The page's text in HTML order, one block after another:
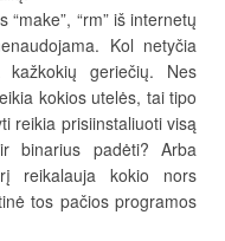
“rm” iš internetų
Kol netyčia
kažkokių geriečių. Nes
kokios utelės, tai tipo
reikia prisiinstaliuoti visą
binarius padėti? Arba
reikalauja kokio nors
tos pačios programos